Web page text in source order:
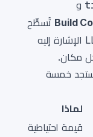
و
Build تُسطِّح
هذه في كائن نظيف يمكن لـ LLM Chain الإشارة إليه
خمسة
لماذا
قيمة احتياطية